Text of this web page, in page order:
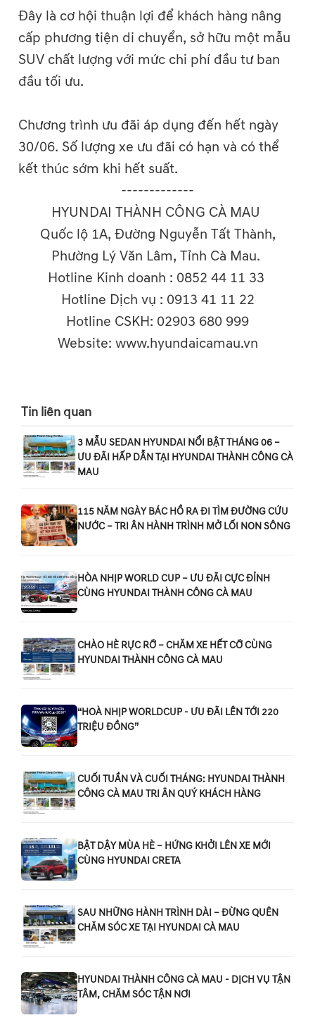
Đây là cơ hội thuận lợi để khách hàng nâng
cấp phương tiện di chuyển, sở hữu một mẫu
SUV chất lượng với mức chi phí đầu tư ban
đầu tối ưu.
Chương trình ưu đãi áp dụng đến hết ngày
30/06. Số lượng xe ưu đãi có hạn và có thể
kết thúc sớm khi hết suất.
-------------
HYUNDAI THÀNH CÔNG CÀ MAU
Quốc lộ 1A, Đường Nguyễn Tất Thành,
Phường Lý Văn Lâm, Tỉnh Cà Mau.
Hotline Kinh doanh : 0852 44 11 33
Hotline Dịch vụ : 0913 41 11 22
Hotline CSKH: 02903 680 999
Website: www.hyundaicamau.vn
Tin liên quan
3 MẪU SEDAN HYUNDAI NỔI BẬT THÁNG 06 –
ƯU ĐÃI HẤP DẪN TẠI HYUNDAI THÀNH CÔNG CÀ
MAU
115 NĂM NGÀY BÁC HỒ RA ĐI TÌM ĐƯỜNG CỨU
NƯỚC – TRI ÂN HÀNH TRÌNH MỞ LỐI NON SÔNG
HÒA NHỊP WORLD CUP – ƯU ĐÃI CỰC ĐỈNH
CÙNG HYUNDAI THÀNH CÔNG CÀ MAU
CHÀO HÈ RỰC RỠ – CHĂM XE HẾT CỠ CÙNG
HYUNDAI THÀNH CÔNG CÀ MAU
“HOÀ NHỊP WORLDCUP - ƯU ĐÃI LÊN TỚI 220
TRIỆU ĐỒNG”
CUỐI TUẦN VÀ CUỐI THÁNG: HYUNDAI THÀNH
CÔNG CÀ MAU TRI ÂN QUÝ KHÁCH HÀNG
BẬT DẬY MÙA HÈ – HỨNG KHỞI LÊN XE MỚI
CÙNG HYUNDAI CRETA
SAU NHỮNG HÀNH TRÌNH DÀI – ĐỪNG QUÊN
CHĂM SÓC XE TẠI HYUNDAI CÀ MAU
HYUNDAI THÀNH CÔNG CÀ MAU - DỊCH VỤ TẬN
TÂM, CHĂM SÓC TẬN NƠI